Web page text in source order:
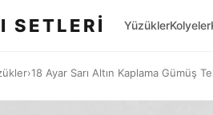
SETLERİ YüzüklerKolyeler
›18 Ayar Sarı Altın Kaplama Gümüş